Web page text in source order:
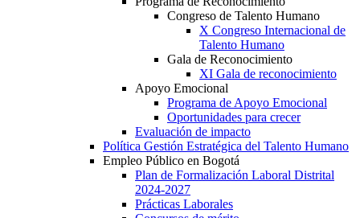
Congreso de Talento Humano
X Congreso Internacional de
Talento Humano
Gala de Reconocimiento
XI Gala de reconocimiento
Apoyo Emocional
Programa de Apoyo Emocional
Oportunidades para crecer
Evaluación de impacto
Política Gestión Estratégica del Talento Humano
Empleo Público en Bogotá
Plan de Formalización Laboral Distrital
2024-2027
Prácticas Laborales